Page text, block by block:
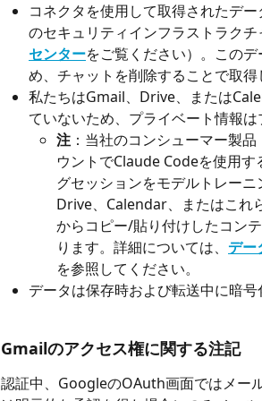
コネクタを使用して取得されたデ
のセキュリティインフラストラク
センターをご覧ください）。この
め、チャットを削除することで取得
私たちはGmail、Drive、または
ていないため、プライベート情報は
注 ：当社のコンシューマー製
ウントでClaude Codeを使用
グセッションをモデルトレーニ
Drive、Calendar、またはこれ
からコピー/貼り付けしたコン
ります。詳細については、 デー
を参照してください。
データは保存時および転送中に暗号
Gmailのアクセス権に関する注記
認証中、GoogleのOAuth画面ではメー